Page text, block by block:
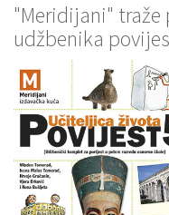
"Meridijani"
udžbenika